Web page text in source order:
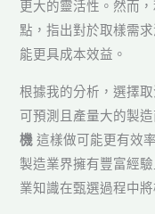
更大的靈活性。然而
點，指出對於取樣需
能更具成本效益。
根據我的分析，選擇
可預測且產量大的製
機 這樣做可能更有效
製造業界擁有豐富經
業知識在甄選過程中將